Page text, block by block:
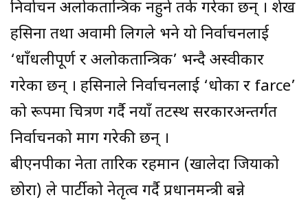
निर्वाचन अलोकतान्त्रिक नहुने तर्क गरेका छन् । शेख
हसिना तथा अवामी लिगले भने यो निर्वाचनलाई
‘धाँधलीपूर्ण र अलोकतान्त्रिक’ भन्दै अस्वीकार
गरेका छन् । हसिनाले निर्वाचनलाई ‘धोका र farce’
को रूपमा चित्रण गर्दै नयाँ तटस्थ सरकारअन्तर्गत
निर्वाचनको माग गरेकी छन् ।
बीएनपीका नेता तारिक रहमान (खालेदा जियाको
छोरा) ले पार्टीको नेतृत्व गर्दै प्रधानमन्त्री बन्ने